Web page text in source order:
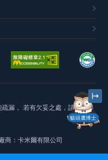
貓頭鷹博士
漏， 若有欠妥之處，請隨時與
商：卡米爾有限公司